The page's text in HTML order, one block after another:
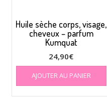
Huile sèche corps, visage,
cheveux – parfum
Kumquat
24,90€
AJOUTER AU PANIER